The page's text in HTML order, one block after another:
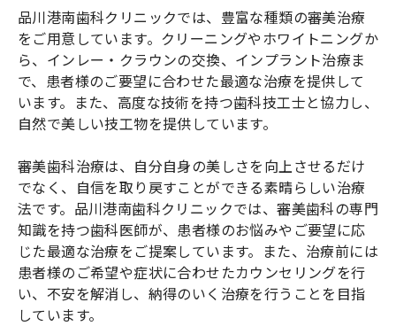
品川港南歯科クリニックでは、豊富な種類の審美治療
をご用意しています。クリーニングやホワイトニングか
ら、インレー・クラウンの交換、インプラント治療ま
で、患者様のご要望に合わせた最適な治療を提供して
います。また、高度な技術を持つ歯科技工士と協力し、
自然で美しい技工物を提供しています。
審美歯科治療は、自分自身の美しさを向上させるだけ
でなく、自信を取り戻すことができる素晴らしい治療
法です。品川港南歯科クリニックでは、審美歯科の専門
知識を持つ歯科医師が、患者様のお悩みやご要望に応
じた最適な治療をご提案しています。また、治療前には
患者様のご希望や症状に合わせたカウンセリングを行
い、不安を解消し、納得のいく治療を行うことを目指
しています。